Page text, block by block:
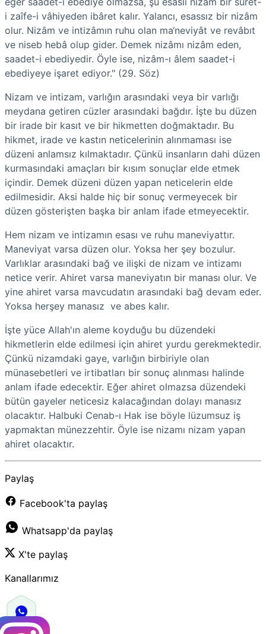
i zaîfe-i vâhiyeden ibâret kalır. Yalancı, esassız bir nizâm
olur. Nizâm ve intizâmın ruhu olan ma‘neviyât ve revâbıt
ve niseb hebâ olup gider. Demek nizâmı ni­zâm eden,
saadet-i ebediyedir. Öyle ise, nizâm-ı âlem saadet-i
ebediyeye işaret ediyor." (29. Söz)
Nizam ve intizam, varlığın arasındaki veya bir varlığı
meydana getiren cüzler arasındaki bağdır. İşte bu düzen
bir irade bir kasıt ve bir hikmetten doğmaktadır. Bu
hikmet, irade ve kastın neticelerinin alınmaması ise
düzeni anlamsız kılmaktadır. Çünkü insanların dahi düzen
kurmasındaki amaçları bir kısım sonuçlar elde etmek
içindir. Demek düzeni düzen yapan neticelerin elde
edilmesidir. Aksi halde hiç bir sonuç vermeyecek bir
düzen gösterişten başka bir anlam ifade etmeyecektir.
Hem nizam ve intizamın esası ve ruhu maneviyattır.
Maneviyat varsa düzen olur. Yoksa her şey bozulur.
Varlıklar arasındaki bağ ve ilişki de nizam ve intizamı
netice verir. Ahiret varsa maneviyatın bir manası olur. Ve
yine ahiret varsa mavcudatın arasındaki bağ devam eder.
Yoksa herşey manasız ve abes kalır.
İşte yüce Allah'ın aleme koyduğu bu düzendeki
hikmetlerin elde edilmesi için ahiret yurdu gerekmektedir.
Çünkü nizamdaki gaye, varlığın birbiriyle olan
münasebetleri ve irtibatları bir sonuç alınması halinde
anlam ifade edecektir. Eğer ahiret olmazsa düzendeki
bütün gayeler neticesiz kalacağından dolayı manasız
olacaktır. Halbuki Cenab-ı Hak ise böyle lüzumsuz iş
yapmaktan münezzehtir. Öyle ise nizamı nizam yapan
ahiret olacaktır.
Paylaş
Facebook'ta paylaş
Whatsapp'da paylaş
X'te paylaş
Kanallarımız